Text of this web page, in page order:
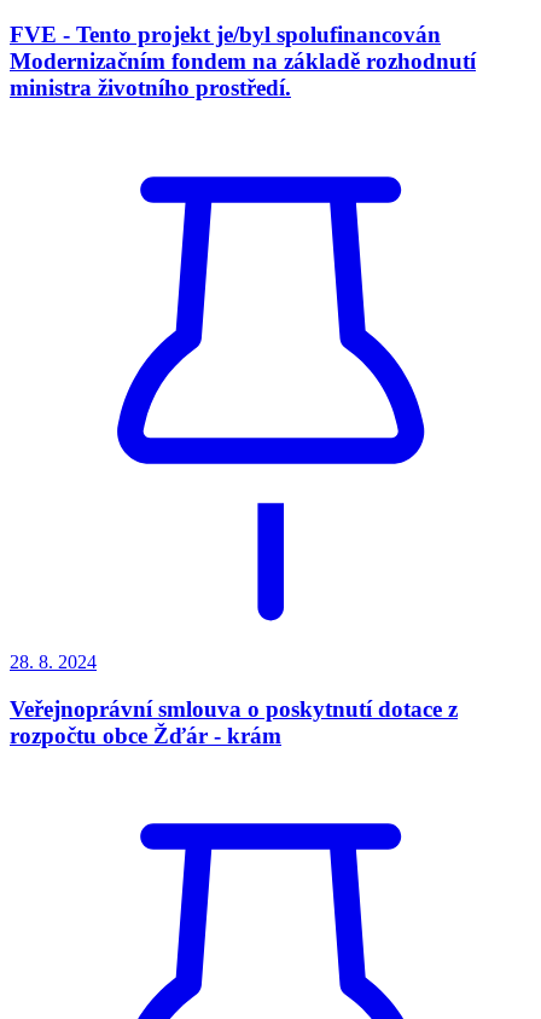
FVE - Tento projekt je/byl spolufinancován
Modernizačním fondem na základě rozhodnutí
ministra životního prostředí.
28. 8. 2024
Veřejnoprávní smlouva o poskytnutí dotace z
rozpočtu obce Žďár - krám